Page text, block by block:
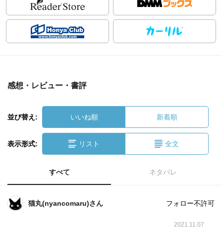
感想・レビュー・書評
並び替え: いいね順 新着順
表示形式: リスト 全文
すべて ネタバレ
猫丸(nyancomaru)さん フォロー不許可
2021.11.07